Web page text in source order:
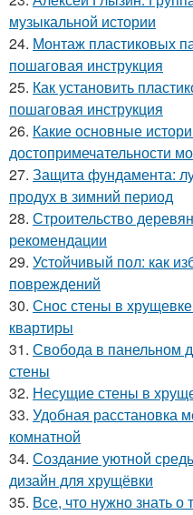
музыкальной истории
24. Монтаж пластиковых
пошаговая инструкция
25. Как установить
пошаговая инструкция
26. Какие основные
достопримечательности
27. Защита фундамента:
продух в зимний период
28. Строительство
рекомендации
29. Устойчивый пол: как
повреждений
30. Снос стены в
квартиры
31. Свобода в панельном
стены
32. Несущие стены в
33. Удобная расстановка
комнатной
34. Создание уютной
дизайн для хрущёвки
35. Все, что нужно знать